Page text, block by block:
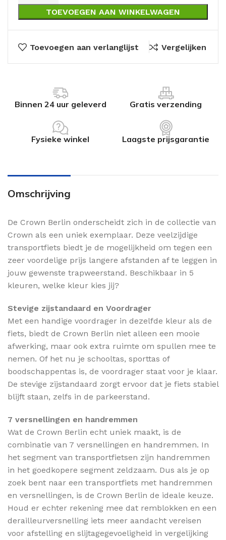
TOEVOEGEN AAN WINKELWAGEN
Toevoegen aan verlanglijst Vergelijken
Binnen 24 uur geleverd Gratis verzending
Fysieke winkel Laagste prijsgarantie
Omschrijving
De Crown Berlin onderscheidt zich in de collectie van
Crown als een uniek exemplaar. Deze veelzijdige
transportfiets biedt je de mogelijkheid om tegen een
zeer voordelige prijs langere afstanden af te leggen in
jouw gewenste trapweerstand. Beschikbaar in 5
kleuren, welke kleur kies jij?
Stevige zijstandaard en Voordrager
Met een handige voordrager in dezelfde kleur als de
fiets, biedt de Crown Berlin niet alleen een mooie
afwerking, maar ook extra ruimte om spullen mee te
nemen. Of het nu je schooltas, sporttas of
boodschappentas is, de voordrager staat voor je klaar.
De stevige zijstandaard zorgt ervoor dat je fiets stabiel
blijft staan, zelfs in de parkeerstand.
7 versnellingen en handremmen
Wat de Crown Berlin echt uniek maakt, is de
combinatie van 7 versnellingen en handremmen. In
het segment van transportfietsen zijn handremmen
in het goedkopere segment zeldzaam. Dus als je op
zoek bent naar een transportfiets met handremmen
en versnellingen, is de Crown Berlin de ideale keuze.
Houd er echter rekening mee dat remblokken en een
derailleurversnelling iets meer aandacht vereisen
voor afstelling en slijtagegevoeligheid in vergelijking